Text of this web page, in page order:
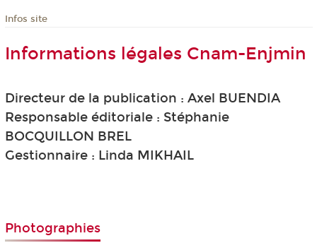
Infos site
Informations légales Cnam-Enjmin
Directeur de la publication : Axel BUENDIA
Responsable éditoriale : Stéphanie
BOCQUILLON BREL
Gestionnaire : Linda MIKHAIL
Photographies